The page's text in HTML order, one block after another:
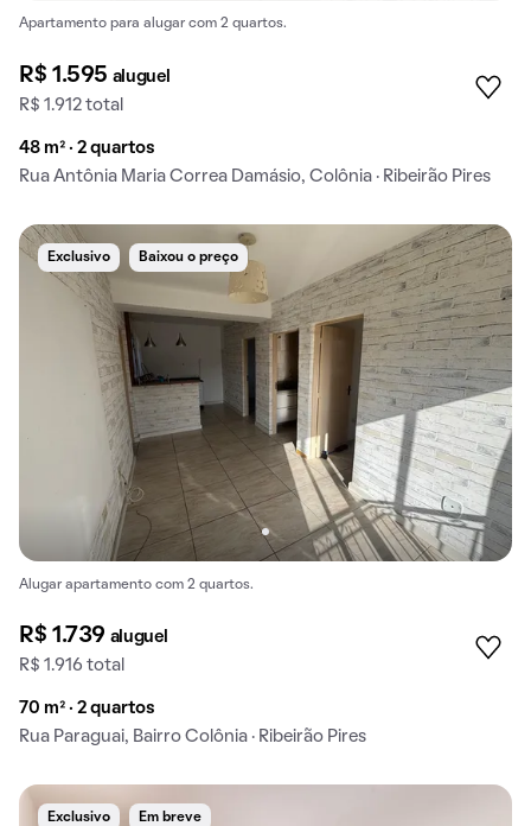
Apartamento para alugar com 2 quartos.
R$ 1.595 aluguel
R$ 1.912 total
48 m² · 2 quartos
Rua Antônia Maria Correa Damásio, Colônia · Ribeirão Pires
Exclusivo Baixou o preço
Alugar apartamento com 2 quartos.
R$ 1.739 aluguel
R$ 1.916 total
70 m² · 2 quartos
Rua Paraguai, Bairro Colônia · Ribeirão Pires
Exclusivo Em breve